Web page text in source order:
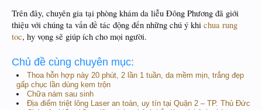
Trên đây, chuyên gia tại phòng khám da liễu Đông Phương đã giới
thiệu với chúng ta vấn đề tác động đến những chú ý khi chua rung
toc, hy vọng sẽ giúp ích cho mọi người.
Chủ đề cùng chuyên mục:
Thoa hỗn hợp này 20 phút, 2 lần 1 tuần, da mềm mịn, trắng đẹp
gấp chục lần dùng kem trộn
Chữa nám sau sinh
Địa điểm triệt lông Laser an toàn, uy tín tại Quận 2 – TP. Thủ Đức